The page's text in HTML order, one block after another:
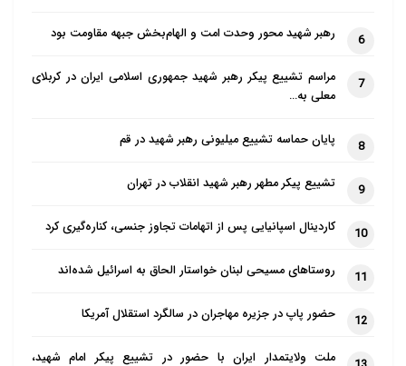
6 رهبر شهید محور وحدت امت و الهام‌بخش جبهه مقاومت بود
7
مراسم تشییع پیکر رهبر شهید جمهوری اسلامی ایران در کربلای
معلی به…
8 پایان حماسه تشییع میلیونی رهبر شهید در قم
9 تشییع پیکر مطهر رهبر شهید انقلاب در تهران
10 کاردینال اسپانیایی پس از اتهامات تجاوز جنسی، کناره‌گیری کرد
11 روستاهای مسیحی لبنان خواستار الحاق به اسرائیل شده‌اند
12 حضور پاپ در جزیره مهاجران در سالگرد استقلال آمریکا
ملت ولایتمدار ایران با حضور در تشییع پیکر امام شهید،